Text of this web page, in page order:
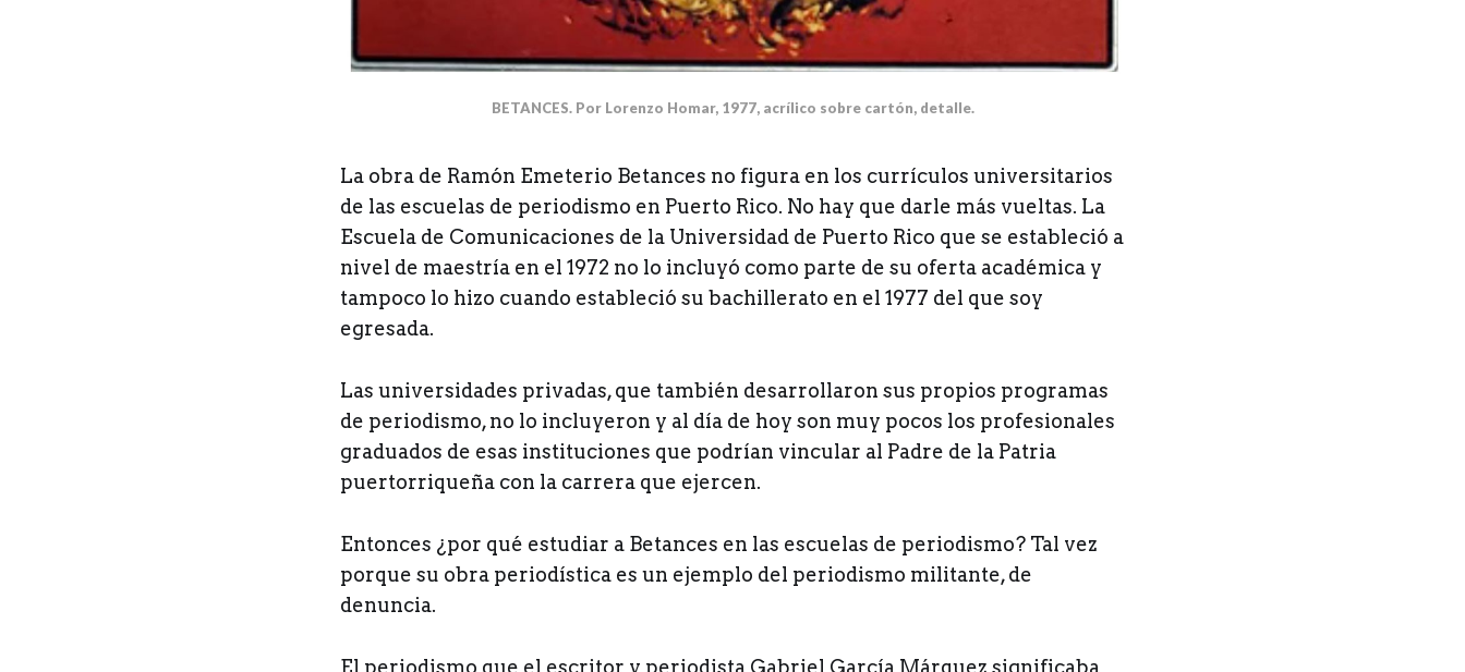
BETANCES. Por Lorenzo Homar, 1977, acrílico sobre cartón, detalle.
La obra de Ramón Emeterio Betances no figura en los currículos universitarios
de las escuelas de periodismo en Puerto Rico. No hay que darle más vueltas. La
Escuela de Comunicaciones de la Universidad de Puerto Rico que se estableció a
nivel de maestría en el 1972 no lo incluyó como parte de su oferta académica y
tampoco lo hizo cuando estableció su bachillerato en el 1977 del que soy
egresada.
Las universidades privadas, que también desarrollaron sus propios programas
de periodismo, no lo incluyeron y al día de hoy son muy pocos los profesionales
graduados de esas instituciones que podrían vincular al Padre de la Patria
puertorriqueña con la carrera que ejercen.
Entonces ¿por qué estudiar a Betances en las escuelas de periodismo? Tal vez
porque su obra periodística es un ejemplo del periodismo militante, de
denuncia.
El periodismo que el escritor y periodista Gabriel García Márquez significaba